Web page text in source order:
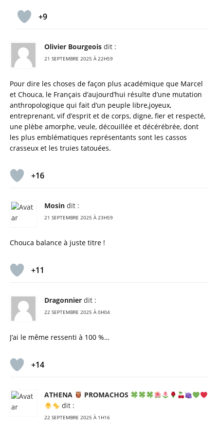
+9
Olivier Bourgeois dit :
21 SEPTEMBRE 2025 À 22H59
Pour dire les choses de façon plus académique que Marcel
et Chouca, le Français d’aujourd’hui résulte d’une mutation
anthropologique qui fait d’un peuple libre,joyeux,
entreprenant, vif d’esprit et de corps, digne, fier et respecté,
une plèbe amorphe, veule, découillée et décérébrée, dont
les plus emblématiques représentants sont les cassos
crasseux et les truies tatouées.
+16
Mosin dit :
21 SEPTEMBRE 2025 À 23H59
Chouca balance à juste titre !
+11
Dragonnier dit :
22 SEPTEMBRE 2025 À 0H04
J’ai le même ressenti à 100 %…
+14
ATHENA
PROMACHOS
dit :
22 SEPTEMBRE 2025 À 1H16